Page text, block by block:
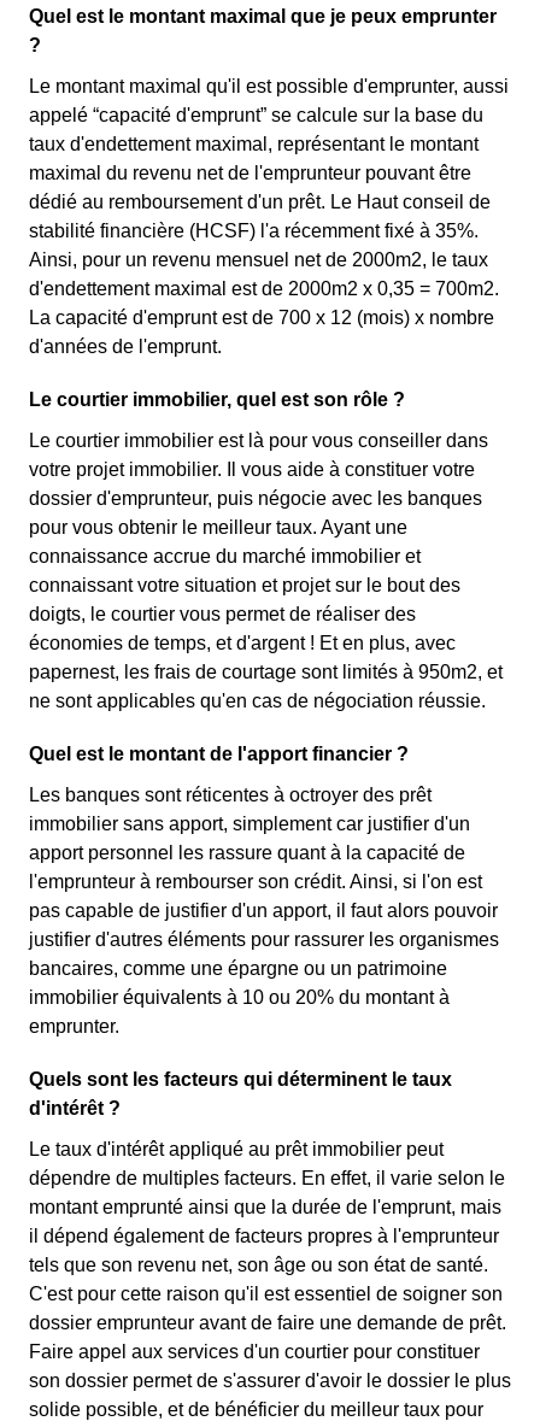
Quel est le montant maximal que je peux emprunter
?
Le montant maximal qu'il est possible d'emprunter, aussi
appelé “capacité d'emprunt” se calcule sur la base du
taux d'endettement maximal, représentant le montant
maximal du revenu net de l'emprunteur pouvant être
dédié au remboursement d'un prêt. Le Haut conseil de
stabilité financière (HCSF) l'a récemment fixé à 35%.
Ainsi, pour un revenu mensuel net de 2000m2, le taux
d'endettement maximal est de 2000m2 x 0,35 = 700m2.
La capacité d'emprunt est de 700 x 12 (mois) x nombre
d'années de l'emprunt.
Le courtier immobilier, quel est son rôle ?
Le courtier immobilier est là pour vous conseiller dans
votre projet immobilier. Il vous aide à constituer votre
dossier d'emprunteur, puis négocie avec les banques
pour vous obtenir le meilleur taux. Ayant une
connaissance accrue du marché immobilier et
connaissant votre situation et projet sur le bout des
doigts, le courtier vous permet de réaliser des
économies de temps, et d'argent ! Et en plus, avec
papernest, les frais de courtage sont limités à 950m2, et
ne sont applicables qu'en cas de négociation réussie.
Quel est le montant de l'apport financier ?
Les banques sont réticentes à octroyer des prêt
immobilier sans apport, simplement car justifier d'un
apport personnel les rassure quant à la capacité de
l'emprunteur à rembourser son crédit. Ainsi, si l'on est
pas capable de justifier d'un apport, il faut alors pouvoir
justifier d'autres éléments pour rassurer les organismes
bancaires, comme une épargne ou un patrimoine
immobilier équivalents à 10 ou 20% du montant à
emprunter.
Quels sont les facteurs qui déterminent le taux
d'intérêt ?
Le taux d'intérêt appliqué au prêt immobilier peut
dépendre de multiples facteurs. En effet, il varie selon le
montant emprunté ainsi que la durée de l'emprunt, mais
il dépend également de facteurs propres à l'emprunteur
tels que son revenu net, son âge ou son état de santé.
C'est pour cette raison qu'il est essentiel de soigner son
dossier emprunteur avant de faire une demande de prêt.
Faire appel aux services d'un courtier pour constituer
son dossier permet de s'assurer d'avoir le dossier le plus
solide possible, et de bénéficier du meilleur taux pour